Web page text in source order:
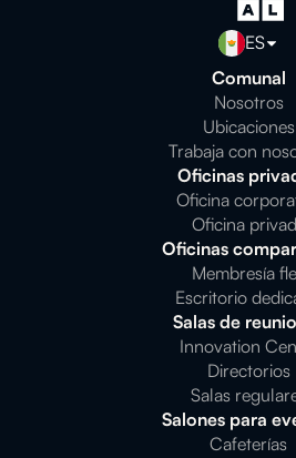
ES
Comunal
Nosotros
Ubicaciones
Trabaja con
Oficinas
Oficina
Oficina
Oficinas
Membresía
Escritorio
Salas de
Innovation
Directorios
Salas
Salones para
Cafeterías